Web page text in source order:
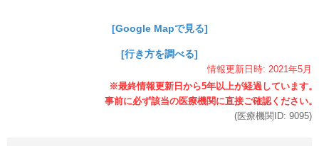
[Google Mapで見る]
[行き方を調べる]
情報更新日時: 2021年5月
(医療機関ID: 9095)